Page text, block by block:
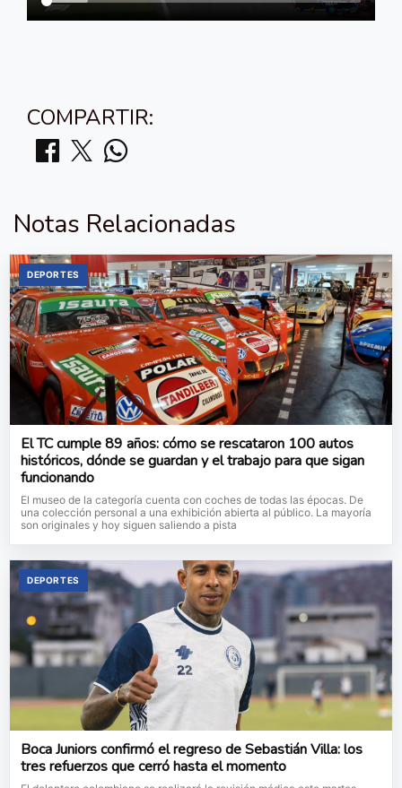
COMPARTIR:
Notas Relacionadas
DEPORTES
El TC cumple 89 años: cómo se rescataron 100 autos
históricos, dónde se guardan y el trabajo para que sigan
funcionando
El museo de la categoría cuenta con coches de todas las épocas. De
una colección personal a una exhibición abierta al público. La mayoría
son originales y hoy siguen saliendo a pista
DEPORTES
Boca Juniors confirmó el regreso de Sebastián Villa: los
tres refuerzos que cerró hasta el momento